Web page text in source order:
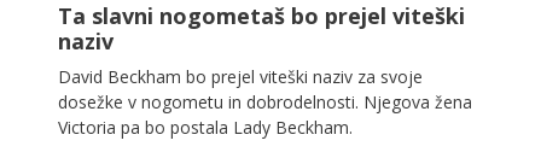
Ta slavni nogometaš bo prejel viteški
naziv
David Beckham bo prejel viteški naziv za svoje
dosežke v nogometu in dobrodelnosti. Njegova žena
Victoria pa bo postala Lady Beckham.